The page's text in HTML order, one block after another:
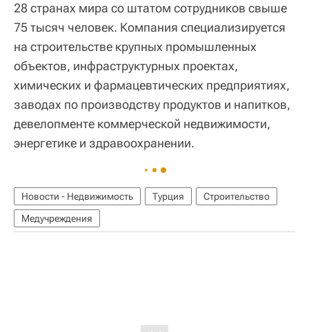
28 странах мира со штатом сотрудников свыше
75 тысяч человек. Компания специализируется
на строительстве крупных промышленных
объектов, инфраструктурных проектах,
химических и фармацевтических предприятиях,
заводах по производству продуктов и напитков,
девелопменте коммерческой недвижимости,
энергетике и здравоохранении.
Новости - Недвижимость Турция
Строительство
Медучреждения